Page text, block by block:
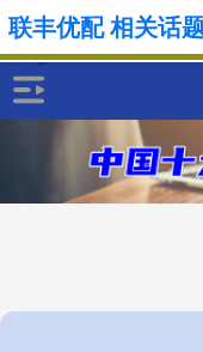
联丰优配 相关话